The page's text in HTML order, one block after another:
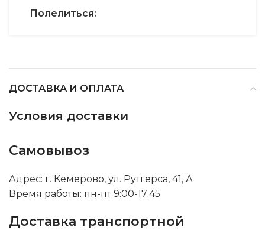
Полелиться:
ДОСТАВКА И ОПЛАТА
Условия доставки
Самовывоз
Адрес: г. Кемерово, ул. Рутгерса, 41, А
Время работы: пн-пт 9:00-17:45
Доставка транспортной